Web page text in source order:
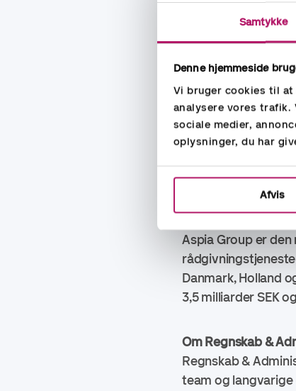
Samtykke
Denne hjemmeside
Vi bruger cookies til
analysere vores trafik.
sociale medier,
oplysninger, du har
Afvis
af høj kvalitet
For yderligere
Ola Gunnarsson
Aspia Group er
Danmark, Holland
3,5 milliarder SEK
Om Regnskab &
Regnskab &
team og